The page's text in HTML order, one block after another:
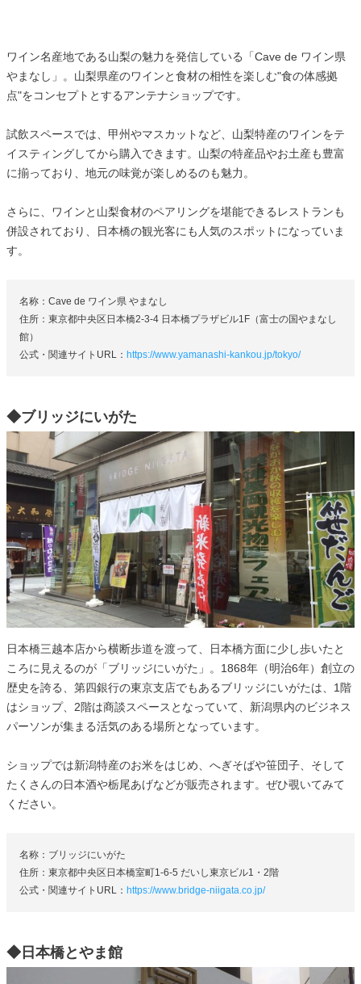
ワイン名産地である山梨の魅力を発信している「Cave de ワイン県
やまなし」。山梨県産のワインと食材の相性を楽しむ"食の体感拠
点"をコンセプトとするアンテナショップです。
試飲スペースでは、甲州やマスカットなど、山梨特産のワインをテ
イスティングしてから購入できます。山梨の特産品やお土産も豊富
に揃っており、地元の味覚が楽しめるのも魅力。
さらに、ワインと山梨食材のペアリングを堪能できるレストランも
併設されており、日本橋の観光客にも人気のスポットになっていま
す。
名称：Cave de ワイン県 やまなし
住所：東京都中央区日本橋2-3-4 日本橋プラザビル1F（富士の国やまなし
館）
公式・関連サイトURL： https://www.yamanashi-kankou.jp/tokyo/
◆ブリッジにいがた
日本橋三越本店から横断歩道を渡って、日本橋方面に少し歩いたと
ころに見えるのが「ブリッジにいがた」。1868年（明治6年）創立の
歴史を誇る、第四銀行の東京支店でもあるブリッジにいがたは、1階
はショップ、2階は商談スペースとなっていて、新潟県内のビジネス
パーソンが集まる活気のある場所となっています。
ショップでは新潟特産のお米をはじめ、へぎそばや笹団子、そして
たくさんの日本酒や栃尾あげなどが販売されます。ぜひ覗いてみて
ください。
名称：ブリッジにいがた
住所：東京都中央区日本橋室町1-6-5 だいし東京ビル1・2階
公式・関連サイトURL： https://www.bridge-niigata.co.jp/
◆日本橋とやま館